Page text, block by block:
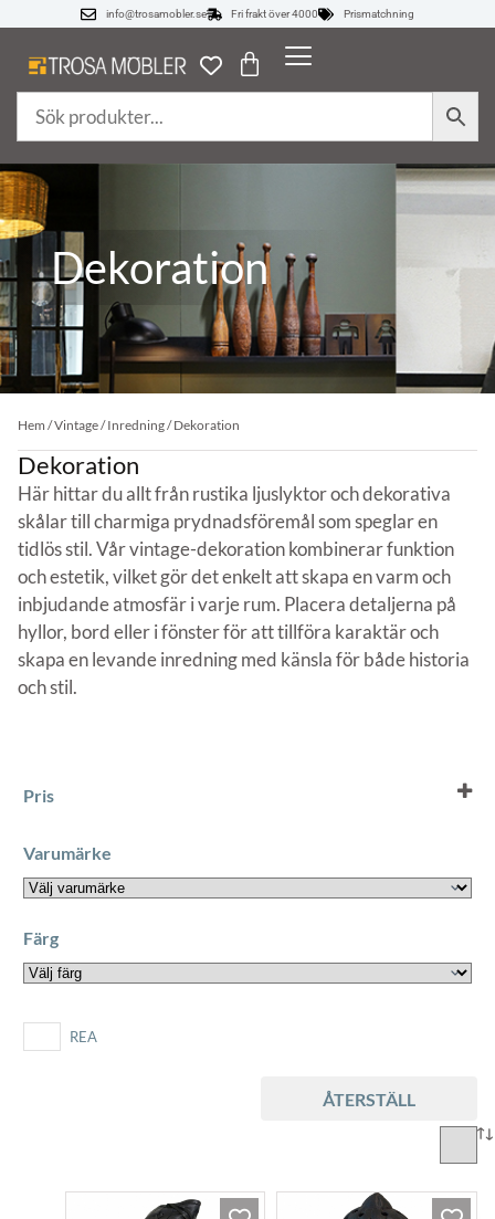
info@trosamobler.se Fri frakt över 4000 Prismatchning
Dekoration
Hem /Vintage/Inredning/ Dekoration
Dekoration
Här hittar du allt från rustika ljuslyktor och dekorativa
skålar till charmiga prydnadsföremål som speglar en
tidlös stil. Vår vintage-dekoration kombinerar funktion
och estetik, vilket gör det enkelt att skapa en varm och
inbjudande atmosfär i varje rum. Placera detaljerna på
hyllor, bord eller i fönster för att tillföra karaktär och
skapa en levande inredning med känsla för både historia
och stil.
Pris
Varumärke
Färg
REA
ÅTERSTÄLL